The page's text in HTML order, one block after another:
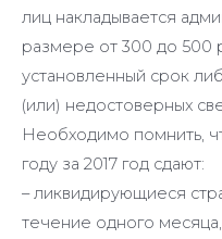
лиц накладывается
размере от 300 до 500
установленный срок
(или) недостоверных
Необходимо помнить,
году за 2017 год сдают:
– ликвидирующиеся
течение одного